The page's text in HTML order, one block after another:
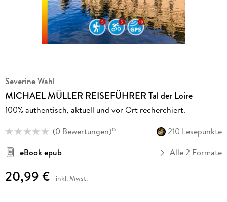
Severine Wahl
MICHAEL MÜLLER REISEFÜHRER Tal der Loire
100% authentisch, aktuell und vor Ort recherchiert.
(0 Bewertungen)15
210 Lesepunkte
eBook epub
Alle 2 Formate
20,99 € inkl. Mwst.